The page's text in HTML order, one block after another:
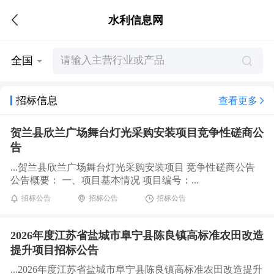
水利信息网
全国
招标信息 查看更多
贺兰县欣兰广场舞台灯光采购安装项目竞争性磋商公
告
...贺兰县欣兰广场舞台灯光采购安装项目 竞争性磋商公告
公告概要： 一、项目基本情况 项目编号：...
招标公告 招标公告 招标公告
2026年度江苏省盐城市阜宁县陈良镇高标准农田改造
提升项目招标公告
...2026年度江苏省盐城市阜宁县陈良镇高标准农田改造提升